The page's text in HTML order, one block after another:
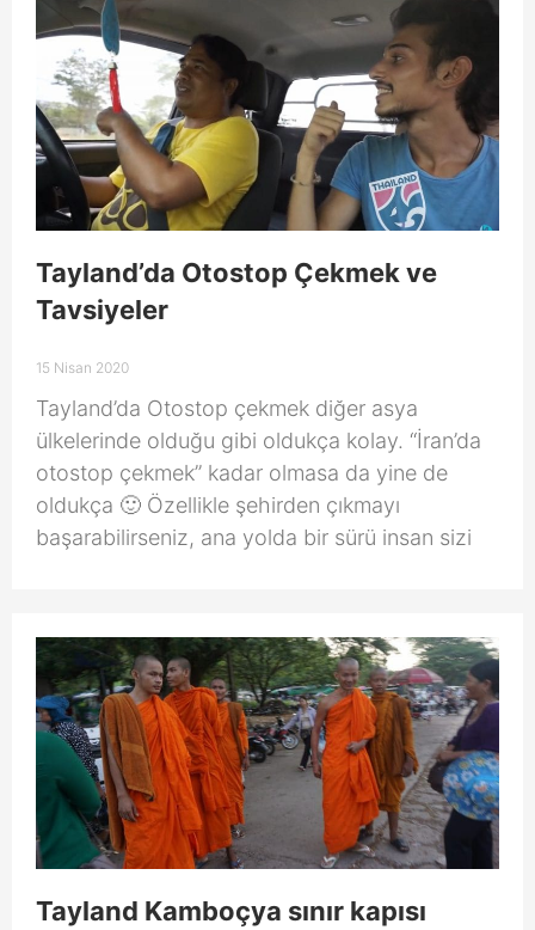
Tayland’da Otostop Çekmek ve
Tavsiyeler
15 Nisan 2020
Tayland’da Otostop çekmek diğer asya
ülkelerinde olduğu gibi oldukça kolay. “İran’da
otostop çekmek” kadar olmasa da yine de
oldukça 🙂 Özellikle şehirden çıkmayı
başarabilirseniz, ana yolda bir sürü insan sizi
Tayland Kamboçya sınır kapısı